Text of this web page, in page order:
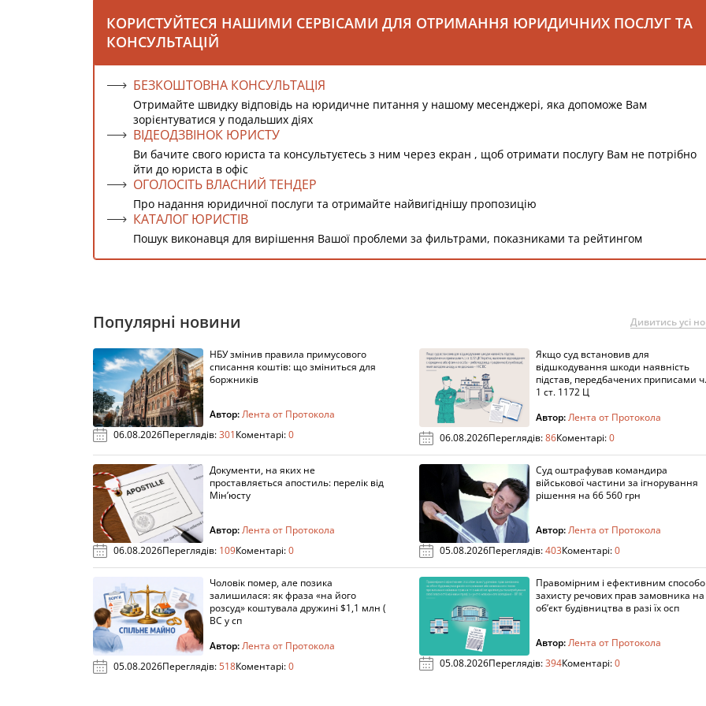
КОРИСТУЙТЕСЯ НАШИМИ СЕРВІСАМИ ДЛЯ ОТРИМАННЯ ЮРИДИЧНИХ ПОСЛУГ ТА
КОНСУЛЬТАЦІЙ
БЕЗКОШТОВНА КОНСУЛЬТАЦІЯ
Отримайте швидку відповідь на юридичне питання у нашому месенджері, яка допоможе Вам
зорієнтуватися у подальших діях
ВІДЕОДЗВІНОК ЮРИСТУ
Ви бачите свого юриста та консультуєтесь з ним через екран , щоб отримати послугу Вам не потрібно
йти до юриста в офіс
ОГОЛОСІТЬ ВЛАСНИЙ ТЕНДЕР
Про надання юридичної послуги та отримайте найвигіднішу пропозицію
КАТАЛОГ ЮРИСТІВ
Пошук виконавця для вирішення Вашої проблеми за фильтрами, показниками та рейтингом
Популярні новини Дивитись усі
НБУ змінив правила примусового
списання коштів: що зміниться для
боржників
Автор:Лента от Протокола
06.08.2026Переглядів:301Коментарі:0
Якщо суд встановив для
відшкодування шкоди наявність
підстав, передбачених приписами ч.
1 ст. 1172 Ц
Автор:Лента от Протокола
06.08.2026Переглядів:86Коментарі:0
Документи, на яких не
проставляється апостиль: перелік від
Мін’юсту
Автор:Лента от Протокола
06.08.2026Переглядів: 109Коментарі:0
Суд оштрафував командира
військової частини за ігнорування
рішення на 66 560 грн
Автор:Лента от Протокола
05.08.2026Переглядів:403Коментарі:0
Чоловік помер, але позика
залишилася: як фраза «на його
розсуд» коштувала дружині $1,1 млн (
ВС у сп
Автор:Лента от Протокола
05.08.2026Переглядів:518Коментарі:0
Правомірним і ефективним
захисту речових прав замовника на
об’єкт будівництва в разі їх осп
Автор:Лента от Протокола
05.08.2026Переглядів:394Коментарі:0